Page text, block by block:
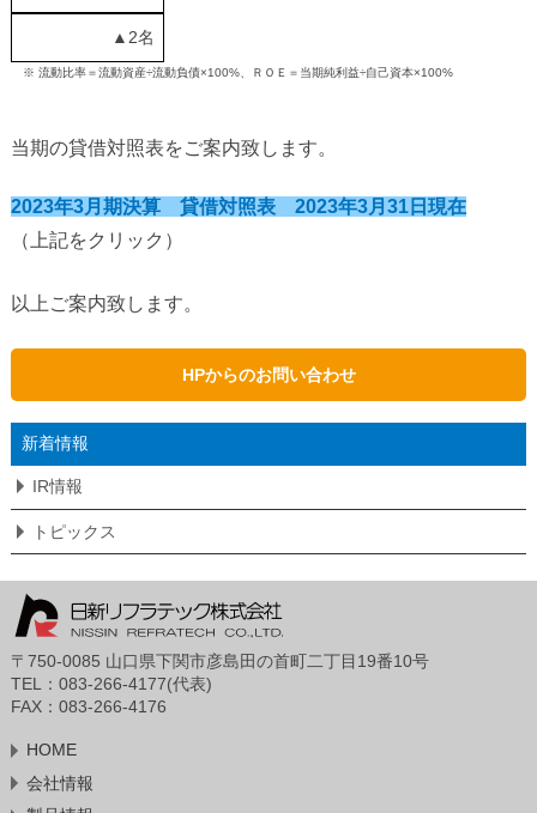
▲2名
※ 流動比率＝流動資産÷流動負債×100%、ＲＯＥ＝当期純利益÷自己資本×100%
当期の貸借対照表をご案内致します。
2023年3月期決算 貸借対照表 2023年3月31日現在
（上記をクリック）
以上ご案内致します。
HPからのお問い合わせ
新着情報
IR情報
トピックス
〒750-0085 山口県下関市彦島田の首町二丁目19番10号
TEL：083-266-4177(代表)
FAX：083-266-4176
HOME
会社情報